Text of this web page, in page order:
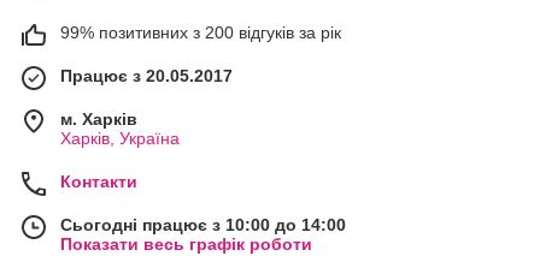
99% позитивних з 200 відгуків за рік
Працює з 20.05.2017
м. Харків
Харків, Україна
Контакти
Сьогодні працює з 10:00 до 14:00
Показати весь графік роботи